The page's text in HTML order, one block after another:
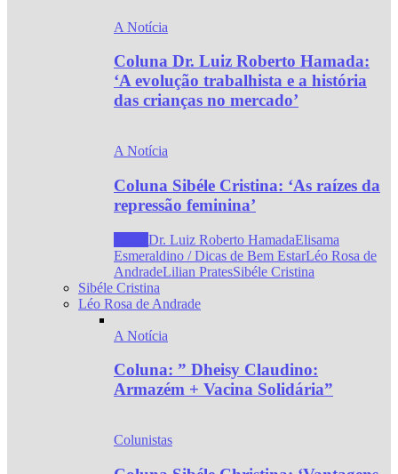
A Notícia
Coluna Dr. Luiz Roberto Hamada:
‘A evolução trabalhista e a história
das crianças no mercado’
A Notícia
Coluna Sibéle Cristina: ‘As raízes da
repressão feminina’
Dr. Luiz Roberto HamadaElisama
Esmeraldino / Dicas de Bem EstarLéo Rosa de
AndradeLilian PratesSibéle Cristina
Sibéle Cristina
Léo Rosa de Andrade
A Notícia
Coluna: ” Dheisy Claudino:
Armazém + Vacina Solidária”
Colunistas